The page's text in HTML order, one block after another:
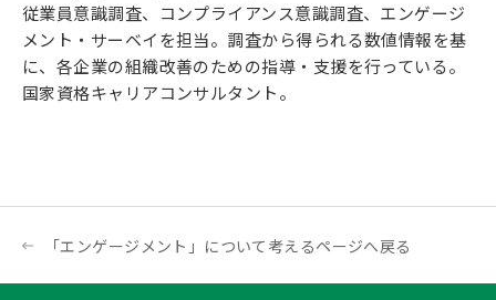
従業員意識調査、コンプライアンス意識調査、エンゲージ
メント・サーベイを担当。調査から得られる数値情報を基
に、各企業の組織改善のための指導・支援を行っている。
国家資格キャリアコンサルタント。
「エンゲージメント」について考えるページへ戻る